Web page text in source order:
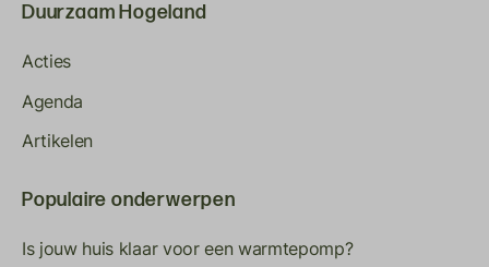
Duurzaam Hogeland
Acties
Agenda
Artikelen
Populaire onderwerpen
Is jouw huis klaar voor een warmtepomp?